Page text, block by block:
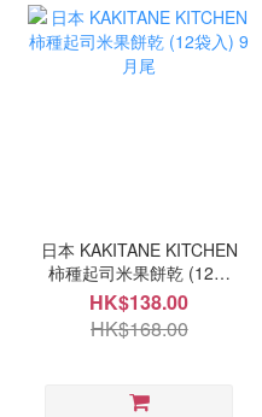
日本 KAKITANE KITCHEN
柿種起司米果餅乾 (12袋
入) 9月尾
HK$138.00
HK$168.00